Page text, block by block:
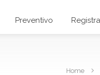
Preventivo
Home